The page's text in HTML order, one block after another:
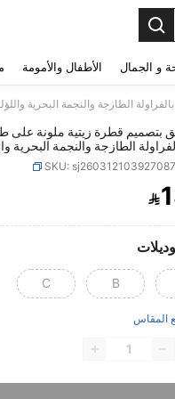
و الجمال الأطفال والأمومة
الطازجة والنجمة البحرية
بتصميم قطرة زيتية ملونة على
الطازجة والنجمة البحرية
SKU:

B
C
المقاس